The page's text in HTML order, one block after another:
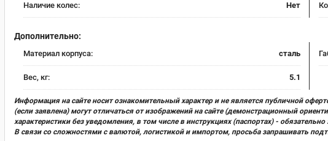
Наличие колес: Нет
Дополнительно:
Материал корпуса: сталь
Вес, кг: 5.1
Информация на сайте носит ознакомительный характер и не является публичной
(если заявлена) могут отличаться от изображений на сайте (демонстрационный
характеристики без уведомления, в том числе в инструкциях (паспортах) -
В связи со сложностями с валютой, логистикой и импортом, просьба запрашивать